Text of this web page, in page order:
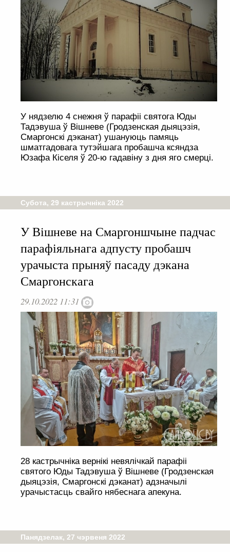
У нядзелю 4 снежня ў парафіі святога Юды
Тадэвуша ў Вішневе (Гродзенская дыяцэзія,
Смаргонскі дэканат) ушануюць памяць
шматгадовага тутэйшага пробашча ксяндза
Юзафа Кіселя ў 20-ю гадавіну з дня яго смерці.
Субота, 29 кастрычніка 2022
У Вішневе на Смаргоншчыне падчас
парафіяльнага адпусту пробашч
урачыста прыняў пасаду дэкана
Смаргонскага
29.10.2022 11:31
28 кастрычніка вернікі невялічкай парафіі
святого Юды Тадэвуша ў Вішневе (Гродзенская
дыяцэзія, Смаргонскі дэканат) адзначылі
урачыстасць свайго нябеснага апекуна.
Панядзелак, 27 чэрвеня 2022